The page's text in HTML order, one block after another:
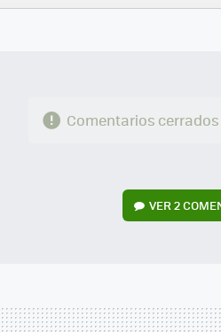
FACEBOOK
TWITTERFLIPBOARD
E-
WHATSAPP
Comentarios cerrados
VER2